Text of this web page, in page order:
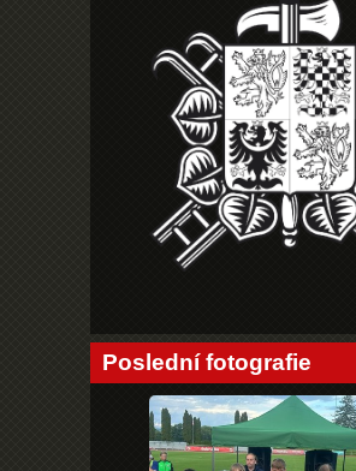
Poslední fotografie